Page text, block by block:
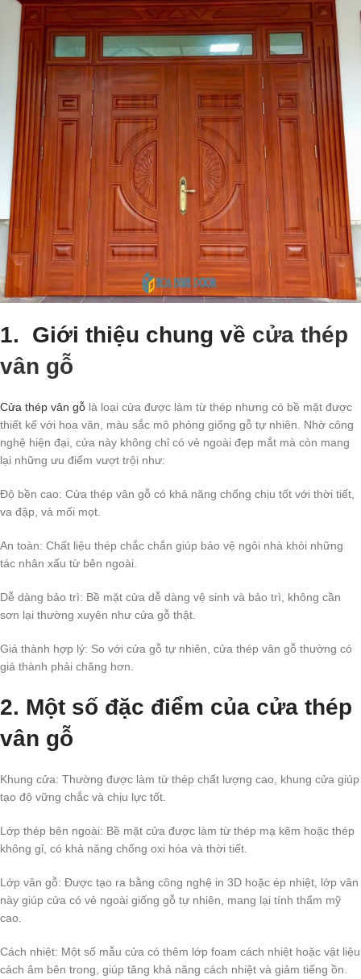
1. Giới thiệu chung về cửa thép
vân gỗ
Cửa thép vân gỗ là loại cửa được làm từ thép nhưng có bề mặt được
thiết kế với hoa văn, màu sắc mô phỏng giống gỗ tự nhiên. Nhờ công
nghệ hiện đại, cửa này không chỉ có vẻ ngoài đẹp mắt mà còn mang
lại những ưu điểm vượt trội như:
Độ bền cao: Cửa thép vân gỗ có khả năng chống chịu tốt với thời tiết,
va đập, và mối mọt.
An toàn: Chất liệu thép chắc chắn giúp bảo vệ ngôi nhà khỏi những
tác nhân xấu từ bên ngoài.
Dễ dàng bảo trì: Bề mặt cửa dễ dàng vệ sinh và bảo trì, không cần
sơn lại thường xuyên như cửa gỗ thật.
Giá thành hợp lý: So với cửa gỗ tự nhiên, cửa thép vân gỗ thường có
giá thành phải chăng hơn.
2. Một số đặc điểm của cửa thép
vân gỗ
Khung cửa: Thường được làm từ thép chất lượng cao, khung cửa giúp
tạo độ vững chắc và chịu lực tốt.
Lớp thép bên ngoài: Bề mặt cửa được làm từ thép mạ kẽm hoặc thép
không gỉ, có khả năng chống oxi hóa và thời tiết.
Lớp vân gỗ: Được tạo ra bằng công nghệ in 3D hoặc ép nhiệt, lớp vân
này giúp cửa có vẻ ngoài giống gỗ tự nhiên, mang lại tính thẩm mỹ
cao.
Cách nhiệt: Một số mẫu cửa có thêm lớp foam cách nhiệt hoặc vật liệu
cách âm bên trong, giúp tăng khả năng cách nhiệt và giảm tiếng ồn.